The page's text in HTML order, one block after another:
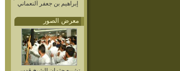
إبراهيم بن جعفر النعماني
معرض الصور